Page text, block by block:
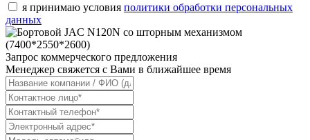
я принимаю условия политики обработки персональных
данных
Запрос коммерческого предложения
Менеджер свяжется с Вами в ближайшее время